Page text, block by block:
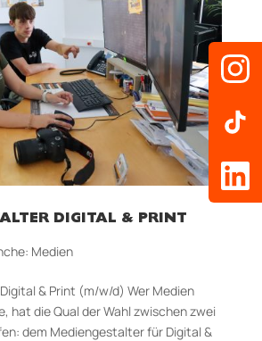
DIGITAL & PRINT
Medien
& Print (m/w/d) Wer Medien
hat die Qual der Wahl zwischen zwei
dem Mediengestalter für Digital &